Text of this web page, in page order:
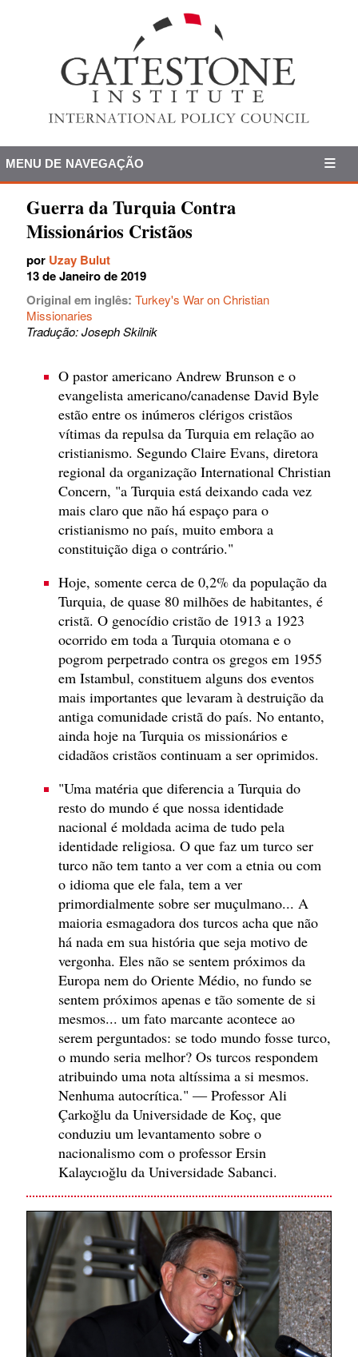
MENU DE NAVEGAÇÃO
Guerra da Turquia Contra
Missionários Cristãos
por Uzay Bulut
13 de Janeiro de 2019
Original em inglês: Turkey's War on Christian
Missionaries
Tradução: Joseph Skilnik
O pastor americano Andrew Brunson e o
evangelista americano/canadense David Byle
estão entre os inúmeros clérigos cristãos
vítimas da repulsa da Turquia em relação ao
cristianismo. Segundo Claire Evans, diretora
regional da organização International Christian
Concern, "a Turquia está deixando cada vez
mais claro que não há espaço para o
cristianismo no país, muito embora a
constituição diga o contrário."
Hoje, somente cerca de 0,2% da população da
Turquia, de quase 80 milhões de habitantes, é
cristã. O genocídio cristão de 1913 a 1923
ocorrido em toda a Turquia otomana e o
pogrom perpetrado contra os gregos em 1955
em Istambul, constituem alguns dos eventos
mais importantes que levaram à destruição da
antiga comunidade cristã do país. No entanto,
ainda hoje na Turquia os missionários e
cidadãos cristãos continuam a ser oprimidos.
"Uma matéria que diferencia a Turquia do
resto do mundo é que nossa identidade
nacional é moldada acima de tudo pela
identidade religiosa. O que faz um turco ser
turco não tem tanto a ver com a etnia ou com
o idioma que ele fala, tem a ver
primordialmente sobre ser muçulmano... A
maioria esmagadora dos turcos acha que não
há nada em sua história que seja motivo de
vergonha. Eles não se sentem próximos da
Europa nem do Oriente Médio, no fundo se
sentem próximos apenas e tão somente de si
mesmos... um fato marcante acontece ao
serem perguntados: se todo mundo fosse turco,
o mundo seria melhor? Os turcos respondem
atribuindo uma nota altíssima a si mesmos.
Nenhuma autocrítica." — Professor Ali
Çarkoğlu da Universidade de Koç, que
conduziu um levantamento sobre o
nacionalismo com o professor Ersin
Kalaycıoğlu da Universidade Sabanci.